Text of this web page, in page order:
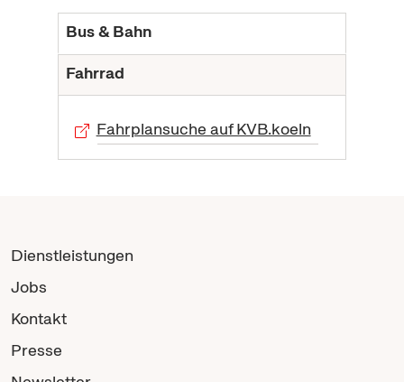
Bus & Bahn
Fahrrad
Fahrplansuche auf KVB.koeln
Dienstleistungen
Jobs
Kontakt
Presse